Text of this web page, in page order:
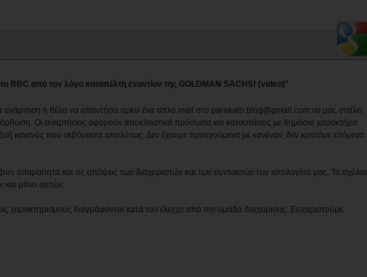
BBC από τον λόγο καταπέλτη εναντίον της GOLDMAN SACHS! (video)"
ανάρτηση ή θέλει να απαντήσει αρκεί ένα απλό mail στο parakato.blog@gmail.com να μας στείλει
Οι αναρτήσεις αφορούν αποκλειστικά πρόσωπα και καταστάσεις με δημόσιο χαρακτήρα
κανενός που σεβόμαστε απολύτως. Δεν έχουμε προηγούμενα με κανέναν, δεν κρατάμε επόμενα
απαραίτητα και τις απόψεις των διαχειριστών και των συντακτών του ιστολογίου μας. Τα σχόλια
και μόνο αυτών.
χαρακτηρισμούς διαγράφονται κατά τον έλεγχο από την ομάδα διαχείρισης. Ευχαριστούμε.